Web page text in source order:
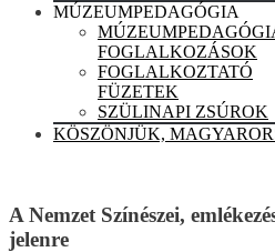
MÚZEUMPEDAGÓGIA
FOGLALKOZÁSOK
FOGLALKOZTATÓ
FÜZETEK
SZÜLINAPI ZSÚROK
KÖSZÖNJÜK,
A Nemzet Színészei,
jelenre